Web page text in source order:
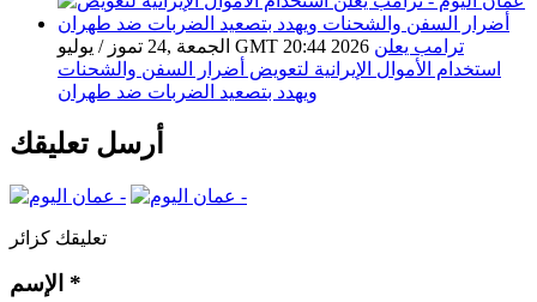
الجمعة ,24 تموز / يوليو GMT 20:44 2026 ترامب يعلن
استخدام الأموال الإيرانية لتعويض أضرار السفن والشحنات
ويهدد بتصعيد الضربات ضد طهران
أرسل تعليقك
تعليقك كزائر
*